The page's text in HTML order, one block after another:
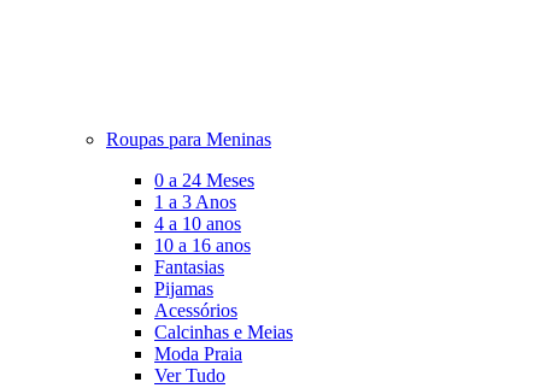
Roupas para Meninas
0 a 24 Meses
1 a 3 Anos
4 a 10 anos
10 a 16 anos
Fantasias
Pijamas
Acessórios
Calcinhas e Meias
Moda Praia
Ver Tudo